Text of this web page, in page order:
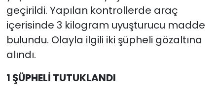
geçirildi. Yapılan kontrollerde araç
içerisinde 3 kilogram uyuşturucu madde
bulundu. Olayla ilgili iki şüpheli gözaltına
alındı.
1 ŞÜPHELİ TUTUKLANDI